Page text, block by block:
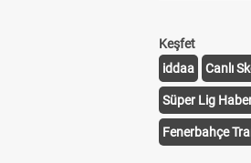
Keşfet
iddaa
Canlı
Süper Lig
Fenerbahçe